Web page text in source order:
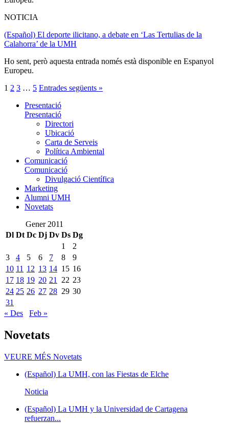
NOTICIA
(Español) El deporte ilicitano, a debate en ‘Las Tertulias de la
Calahorra’ de la UMH
Ho sent, però aquesta entrada només està disponible en Espanyol
Europeu.
1 2 3 … 5 Entrades següents »
Presentació
Presentació
Directori
Ubicació
Carta de Serveis
Política Ambiental
Comunicació
Comunicació
Divulgació Científica
Marketing
Alumni UMH
Novetats
Gener 2011
Dl Dt Dc Dj Dv Ds Dg
1
2
3
4 5 6 7 8
9
10 11 12 13 14 15 16
17 18 19 20 21 22 23
24 25 26 27 28 29 30
31
« Des
Feb »
Novetats
VEURE MÉS Novetats
(Español) La UMH, con las Fiestas de Elche
Noticia
(Español) La UMH y la Universidad de Cartagena
refuerzan...